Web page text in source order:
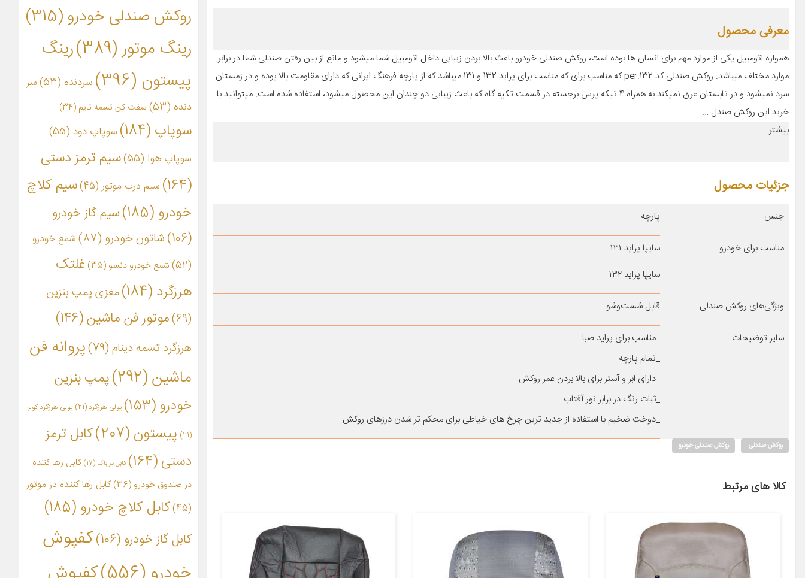
معرفی محصول
همواره اتومبیل یکی از موارد مهم برای انسان ها بوده است، روکش صندلی خودرو باعث بالا بردن زیبایی داخل اتومبیل شما میشود و مانع از بین رفتن صندلی شما در برابر
موارد مختلف میباشد. روکش صندلی کد per.132 که مناسب برای که مناسب برای پراید 132 و 131 میباشد که از پارچه فرهنگ ایرانی که دارای مقاومت بالا بوده و در زمستان
سرد نمیشود و در تابستان عرق نمیکند به همراه 4 تیکه پرس برجسته در قسمت تکیه گاه که باعث زیبایی دو چندان این محصول میشود، استفاده شده است. میتوانید با
خرید این روکش صندل …
بیشتر
جزئیات محصول
جنس پارچه
مناسب برای خودرو
سایپا پراید ۱۳۱
سایپا پراید ۱۳۲
ویژگی‌های روکش صندلی قابل شست‌وشو
سایر توضیحات
_مناسب برای پراید صبا
_تمام پارچه
_دارای ابر و آستر برای بالا بردن عمر روکش
_ثبات رنگ در برابر نور آفتاب
_دوخت ضخیم با استفاده از جدید ترین چرخ های خیاطی برای محکم تر شدن درزهای روکش
روکش صندلی روکش صندلی خودرو
کالا های مرتبط
روکش صندلی خودرو(315)
رینگ موتور(389)
رینگ
پیستون (396) سردنده (53)
سر
دنده (53) سفت کن تسمه تایم (34)
سوپاپ (184) سوپاپ دود (55)
سوپاپ هوا (55)
سیم ترمز دستی
(164)
سیم درب موتور(45)
سیم کلاچ
خودرو (185)
سیم گاز خودرو
(106)
شاتون خودرو (87)
شمع خودرو
(52)
شمع خودرو دنسو (35)
غلتک
هرزگرد (184)
مغزی پمپ بنزین
(69)
موتور فن ماشین(146)
هرزگرد تسمه دینام(79)
پروانه فن
ماشین(292)
پمپ بنزین
خودرو(153) پولی هرزگرد(21) پولی هرزگرد کولر
(21) پیستون (207)
کابل ترمز
دستی(164) کابل در باک (17)
کابل رها کننده
در صندوق خودرو (36)
کابل رها کننده در موتور
(45)
کابل کلاچ خودرو (185)
کابل گاز خودرو (106)
کفپوش